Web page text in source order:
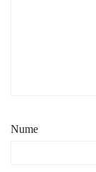
Nume